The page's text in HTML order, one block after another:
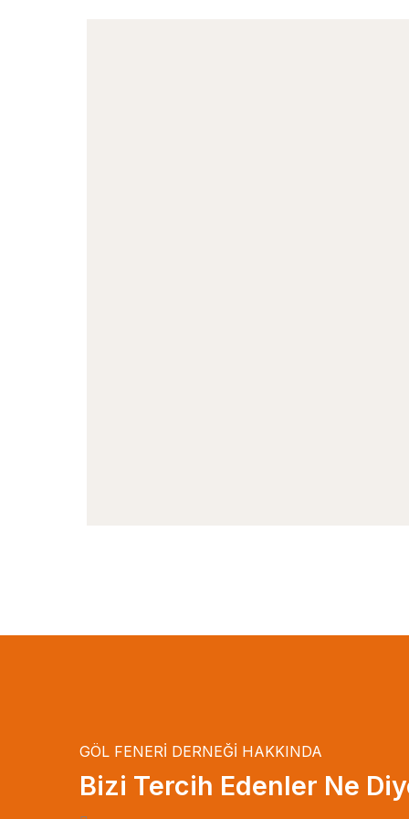
GÖL FENERİ DERNEĞİ HAKKINDA
Bizi Tercih Edenler Ne